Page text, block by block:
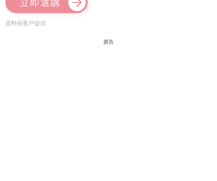
立即選購
資料由客戶提供
廣告